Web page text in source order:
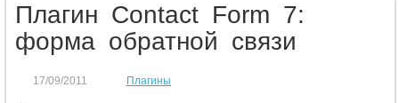
Плагин Contact Form 7:
форма обратной связи
17/09/2011 Плагины